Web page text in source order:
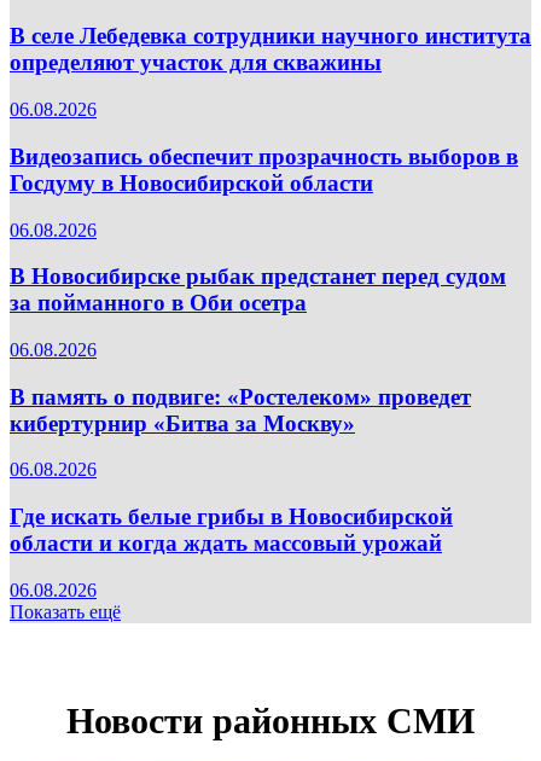
В селе Лебедевка сотрудники научного института
определяют участок для скважины
06.08.2026
Видеозапись обеспечит прозрачность выборов в
Госдуму в Новосибирской области
06.08.2026
В Новосибирске рыбак предстанет перед судом
за пойманного в Оби осетра
06.08.2026
В память о подвиге: «Ростелеком» проведет
кибертурнир «Битва за Москву»
06.08.2026
Где искать белые грибы в Новосибирской
области и когда ждать массовый урожай
06.08.2026
Показать ещё